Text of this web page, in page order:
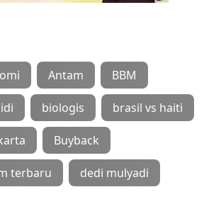
Antam BBM
biologis brasil vs haiti
Buyback
terbaru dedi mulyadi